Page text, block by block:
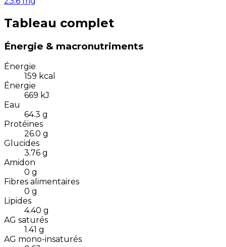
Tableau complet
Énergie & macronutriments
Énergie
159 kcal
Énergie
669 kJ
Eau
64.3 g
Protéines
26.0 g
Glucides
3.76 g
Amidon
0 g
Fibres alimentaires
0 g
Lipides
4.40 g
AG saturés
1.41 g
AG mono-insaturés